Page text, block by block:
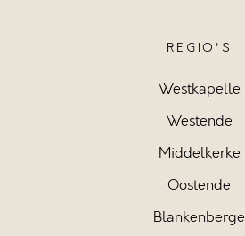
REGIO'S
Westkapelle
Westende
Middelkerke
Oostende
Blankenberge